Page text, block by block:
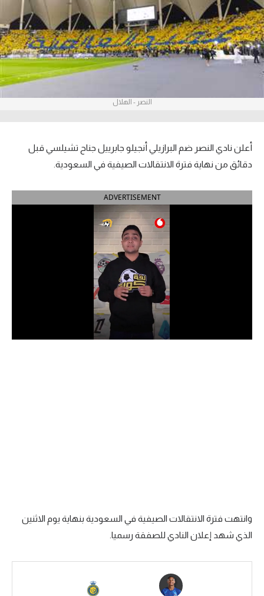
آراء حرة
ركن الألعاب
أمريكا 2026
الدوري الإنجليزي الممتاز
الدوري الإيطالي
الدوري السعودي للمحترفين
دوري أبطال إفريقيا
منتخب مصر
سعودي في الجول
النصر - الهلال
أعلن نادي النصر ضم البرازيلي أنجيلو جابرييل جناح تشيلسي قبل
دقائق من نهاية فترة الانتقالات الصيفية في السعودية.
ADVERTISEMENT
وانتهت فترة الانتقالات الصيفية في السعودية بنهاية يوم الاثنين
الذي شهد إعلان النادي للصفقة رسميا.